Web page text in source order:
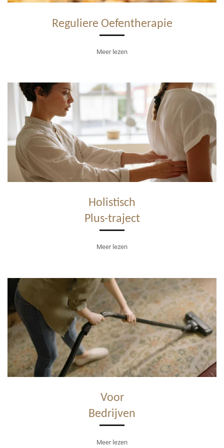
Reguliere Oefentherapie
Meer lezen
Holistisch
Plus-traject
Meer lezen
Voor
Bedrijven
Meer lezen